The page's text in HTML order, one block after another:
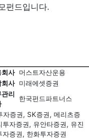
펀드입니다.
회사 머스트자산운용
회사 미래에셋증권
리
한국펀드파트너스
증권, SK증권, 메리츠증
자증권, 유안타증권, 유진
증권, 한화투자증권